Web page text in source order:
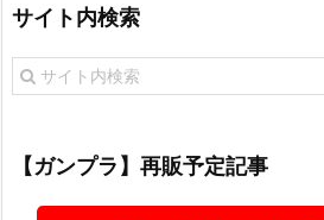
サイト内検索
【ガンプラ】再販予定記事